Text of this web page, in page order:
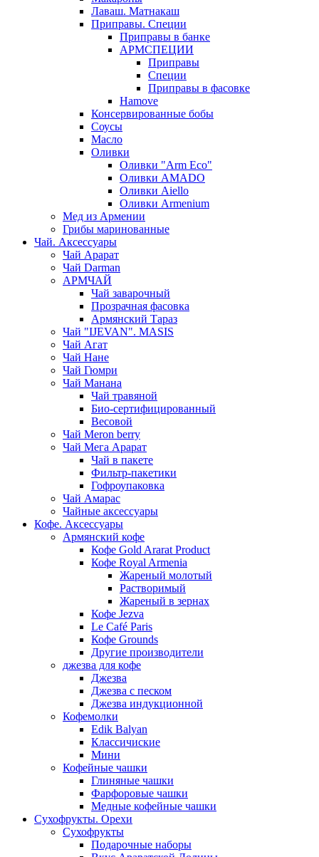
Лаваш. Матнакаш
Приправы. Специи
Приправы в банке
АРМСПЕЦИИ
Приправы
Специи
Приправы в фасовке
Hamove
Консервированные бобы
Соусы
Масло
Оливки
Оливки "Arm Eco"
Оливки AMADO
Оливки Aiello
Оливки Armenium
Мед из Армении
Грибы маринованные
Чай. Аксессуары
Чай Арарат
Чай Darman
АРМЧАЙ
Чай заварочный
Прозрачная фасовка
Армянский Тараз
Чай "IJEVAN". MASIS
Чай Агат
Чай Нане
Чай Гюмри
Чай Манана
Чай травяной
Био-сертифицированный
Весовой
Чай Meron berry
Чай Мега Арарат
Чай в пакете
Фильтр-пакетики
Гофроупаковка
Чай Амарас
Чайные аксессуары
Кофе. Аксессуары
Армянский кофе
Кофе Gold Ararat Product
Кофе Royal Armenia
Жареный молотый
Растворимый
Жареный в зернах
Кофе Jezva
Le Café Paris
Кофе Grounds
Другие производители
джезва для кофе
Джезва
Джезва с песком
Джезва индукционной
Кофемолки
Edik Balyan
Классичиские
Мини
Кофейные чашки
Глиняные чашки
Фарфоровые чашки
Медные кофейные чашки
Сухофрукты. Орехи
Сухофрукты
Подарочные наборы